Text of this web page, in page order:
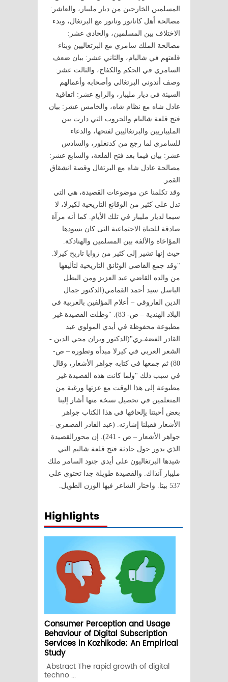
المسلمين الخارجين من ديار مليبار، والعاشر:
مصالحة أهل كانانور وتانور مع البرتغال، وبدء
الاختلاف بين المسلمين، والحادي عشر:
مصالحة الملك سامري مع البرتغاليين وبناء
قلعتهم في شاليام، والثاني عشر: بيان ضعف
السامري في الحكم والكفاح، والثالث عشر:
وصف أندوني البرتغالي وأصحابه وأعمالهم
السيئة في ديار مليبار، والرابع عشر: اتفاقية
عادل شاه مع نظام شاه، والخامس عشر: بيان
فتح قلعة شاليام والحروب التي دارت بين
المليباريين والبرتغاليين لفتحها، والدعاء
للسامري لما رجع من كدنغلور، والسادس
عشر: بيان فيما بعد فتح القلعة، والسابع عشر:
مصالحة عادل شاه مع البرتغال وقصة انشقاق
القمر.
وقد تكلمنا عن موضوعات القصيدة، هي التي
تدل على كثير من الوقائع التاريخية لكيرلا، لا
سيما لديار مليبار في تلك الأيام. كما أنه مرآة
صادقة للحياة الاجتماعية التى كان يسودها
المؤاخاة والألفة بين المسلمين والهنادكة.
حيث إنها تشير إلى كثير من زوايا تاريخ كيرلا.
"وقد جمع القاضي الوثائق التاريخية لتأليفها
من والده القاضي عبد العزيز ومن البطل
الباسل سيد أحمد القمامي(الدكتور جمال
الدين الفاروقي – أعلام المؤلفين بالعربية في
البلاد الهندية – ص- 83). "وظلت القصيدة غير
مطبوعة محفوظة في أيدي المولوي عبد
القادر الفضفـري"(الدكتور ويران محي الدين -
الشعر العربي في كيرلا مبدأه وتطوره – ص-
80) ثم جمعها في كتابه جواهر الأشعار، وقال
في سبب ذلك "ولما كانت هذه القصيدة غير
مطبوعة إلى هذا الوقت مع عزتها ورغبة من
المتعلمين في تحصيل نسخة منها أشار إلينا
بعض أحبتنا يإلحاقها في هذا الكتاب جواهر
الأشعار فقبلنا إشارته. (عبد القادر الفضفري –
جواهر الأشعار – ص - 241). إن محورالقصيدة
الذي يدور حول حادثة فتح قلعة شاليم التي
شيدها البرتغاليون على أيدي جنود السامر ملك
مليبار آنذاك. والقصيدة طويلة جدا تحتوي على
537 بيتا. واختار الشاعر فيها الوزن الطويل.
Highlights
Consumer Perception and Usage
Behaviour of Digital Subscription
Services in Kozhikode: An Empirical
Study
Abstract The rapid growth of digital
techno ...